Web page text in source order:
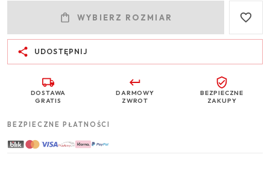
WYBIERZ ROZMIAR
UDOSTĘPNIJ
DOSTAWA
GRATIS
DARMOWY
ZWROT
BEZPIECZNE
ZAKUPY
BEZPIECZNE PŁATNOŚCI